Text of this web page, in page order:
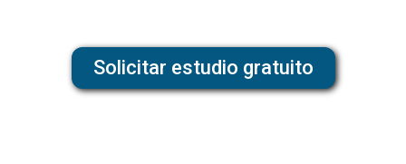
Solicitar estudio gratuito